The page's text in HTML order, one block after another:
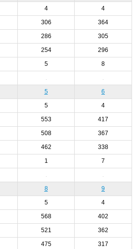
4 4
306 364
286 305
254 296
5 8
5 6
5 4
553 417
508 367
462 338
1 7
8 9
5 4
568 402
521 362
475 317